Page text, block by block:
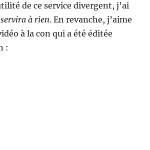
de ce service divergent, j’ai
à rien. En revanche, j’aime
à la con qui a été éditée
: